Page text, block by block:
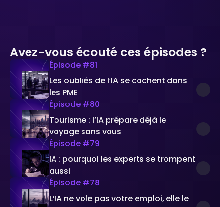
Avez-vous écouté ces épisodes ?
Épisode #81
Les oubliés de l’IA se cachent dans
les PME
Épisode #80
Tourisme : l’IA prépare déjà le
voyage sans vous
Épisode #79
IA : pourquoi les experts se trompent
aussi
Épisode #78
L’IA ne vole pas votre emploi, elle le